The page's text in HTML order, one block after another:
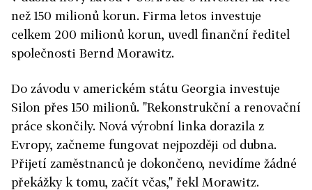
než 150 milionů korun. Firma letos investuje
celkem 200 milionů korun, uvedl finanční ředitel
společnosti Bernd Morawitz.
Do závodu v americkém státu Georgia investuje
Silon přes 150 milionů. "Rekonstrukční a renovační
práce skončily. Nová výrobní linka dorazila z
Evropy, začneme fungovat nejpozději od dubna.
Přijetí zaměstnanců je dokončeno, nevidíme žádné
překážky k tomu, začít včas," řekl Morawitz.